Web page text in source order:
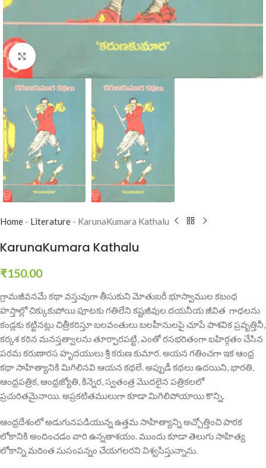
Click to enlarge
Home - Literature - KarunaKumara Kathalu
KarunaKumara Kathalu
₹150.00
గ్రామజీవనమే కథా వస్తువుగా తీసుకుని మోతుబరీ భూస్వాముల కబంధ
హస్తాల్లో చిక్కుకుపోయి పూటకు గతిలేని కష్టజీవుల దయనీయ జీవిత గాధలను
కండ్లకు కట్టినట్లు చిత్రీకరిస్తూ బలవంతులు బలహీనులపై చూపే పాశవిక ప్రవృత్తినీ,
కర్కశ కఠిన మనస్తత్వాలను తూర్పారపట్టి, ఎంతో రసభరితంగా బహిర్గతం చేసిన
పరమ కరుణారస హృదయులు శ్రీ కరుణ కుమార. అయన గతించగా ఇక ఆంధ్ర
కథా సాహిత్యానికి మిగిలినవి ఆయన కథలే. అప్పుడీ కథలు ఉదయిని, భారతి,
ఆంధ్రపత్రిక, ఆంధ్రజ్యోతి, కిన్నెర, స్వతంత్ర మొదలైన పత్రికలలో
ప్రచురితమైనాయి. అప్రకటితములుగా కూడా మిగిలిపోయాయి కొన్ని.
ఆంధ్రదేశంలో అడుగునపడియున్న ఉత్తమ సాహిత్యాన్ని అచ్చోత్తించి పాఠక
లోకానికి అందించడం వారి ఉన్నతాశయం. ముందు కూడా తెలుగు సాహిత్య
లోకాన్ని మరింత సుసంపన్నం చేయగలరని విశ్వసిస్తున్నాను.